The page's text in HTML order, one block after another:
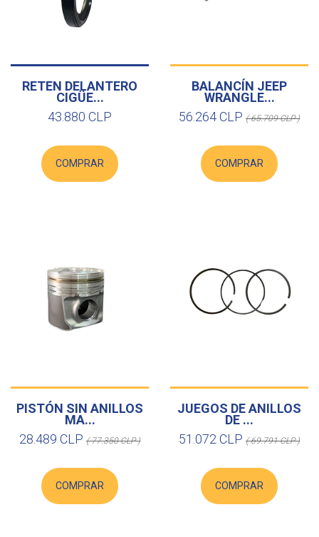
RETEN DELANTERO
CIGÜE...
43.880 CLP
COMPRAR
BALANCÍN JEEP
WRANGLE...
56.264 CLP ( 65.709 CLP )
COMPRAR
PISTÓN SIN ANILLOS
MA...
28.489 CLP ( 77.350 CLP )
COMPRAR
JUEGOS DE ANILLOS
DE ...
51.072 CLP ( 69.791 CLP )
COMPRAR